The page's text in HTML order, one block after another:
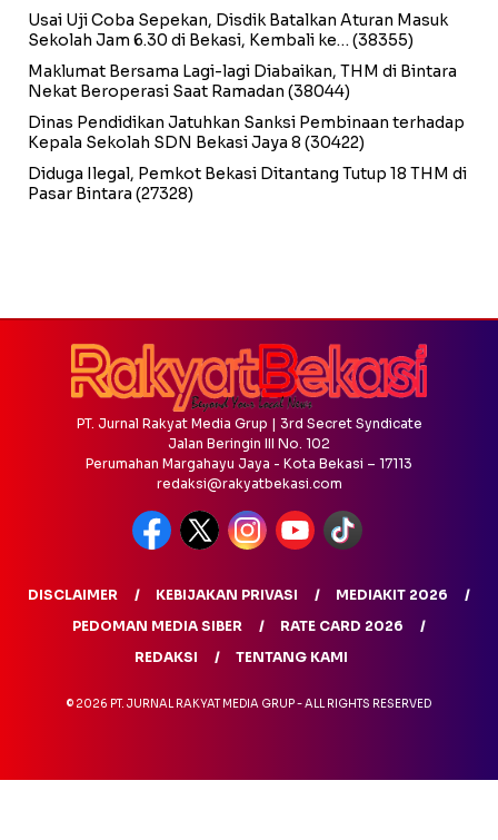
Usai Uji Coba Sepekan, Disdik Batalkan Aturan Masuk
Sekolah Jam 6.30 di Bekasi, Kembali ke… (38355)
Maklumat Bersama Lagi-lagi Diabaikan, THM di Bintara
Nekat Beroperasi Saat Ramadan (38044)
Dinas Pendidikan Jatuhkan Sanksi Pembinaan terhadap
Kepala Sekolah SDN Bekasi Jaya 8 (30422)
Diduga Ilegal, Pemkot Bekasi Ditantang Tutup 18 THM di
Pasar Bintara (27328)
PT. Jurnal Rakyat Media Grup | 3rd Secret Syndicate
Jalan Beringin III No. 102
Perumahan Margahayu Jaya - Kota Bekasi – 17113
redaksi@rakyatbekasi.com
DISCLAIMER KEBIJAKAN PRIVASI
MEDIAKIT 2026
PEDOMAN MEDIA SIBER
RATE CARD 2026
REDAKSI
TENTANG KAMI
© 2026 PT. JURNAL RAKYAT MEDIA GRUP - ALL RIGHTS RESERVED